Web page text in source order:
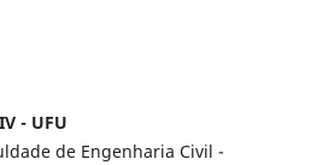
- UFU
de Engenharia Civil -